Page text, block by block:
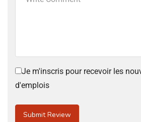
Je m'inscris pour recevoir les
d'emplois